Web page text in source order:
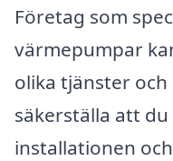
Företag som
värmepumpar
olika tjänster
säkerställa att
installationen